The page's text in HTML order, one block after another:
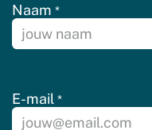
Naam *
E-mail *